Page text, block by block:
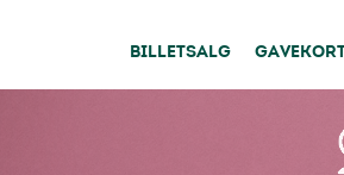
BILLETSALG GAVEKORT